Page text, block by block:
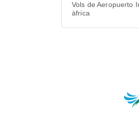
Vols de Aeropuerto
àfrica